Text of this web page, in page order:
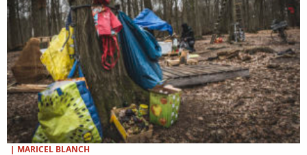
| MARICEL BLANCH